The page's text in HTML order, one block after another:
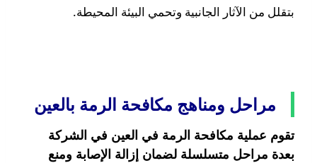
بتقلل من الآثار الجانبية وتحمي البيئة المحيطة.
مراحل ومناهج مكافحة الرمة بالعين
تقوم عملية مكافحة الرمة في العين في الشركة
بعدة مراحل متسلسلة لضمان إزالة الإصابة ومنع